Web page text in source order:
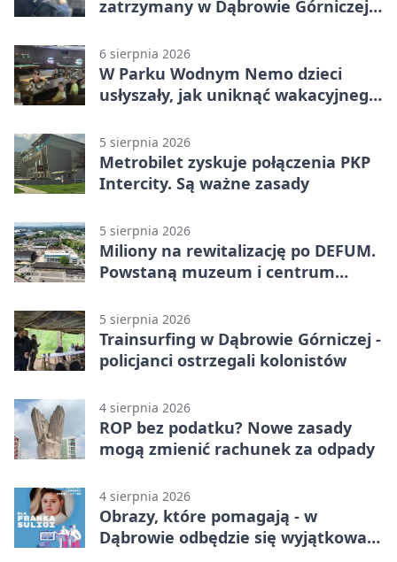
zatrzymany w Dąbrowie Górniczej.
6 sierpnia 2026
W Parku Wodnym Nemo dzieci
usłyszały, jak uniknąć wakacyjnego
5 sierpnia 2026
Metrobilet zyskuje połączenia PKP
Intercity. Są ważne zasady
5 sierpnia 2026
Miliony na rewitalizację po DEFUM.
Powstaną muzeum i centrum
5 sierpnia 2026
Trainsurfing w Dąbrowie Górniczej -
policjanci ostrzegali kolonistów
4 sierpnia 2026
ROP bez podatku? Nowe zasady
mogą zmienić rachunek za odpady
4 sierpnia 2026
Obrazy, które pomagają - w
Dąbrowie odbędzie się wyjątkowa